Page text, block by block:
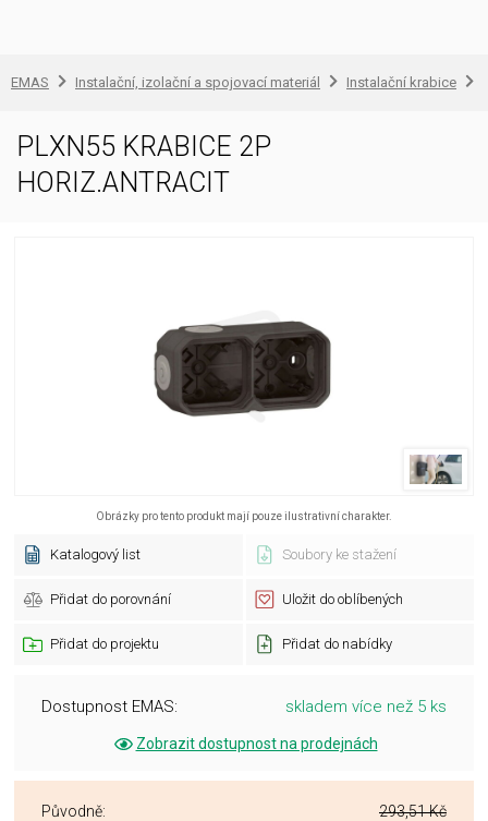
EMAS Instalační, izolační a spojovací materiál Instalační krabice
PLXN55 KRABICE 2P
HORIZ.ANTRACIT
Obrázky pro tento produkt mají pouze ilustrativní charakter.
Katalogový list Soubory ke stažení
Přidat do porovnání Uložit do oblíbených
Přidat do projektu Přidat do nabídky
Dostupnost EMAS: skladem více než 5 ks
Zobrazit dostupnost na prodejnách
Původně:
293,51 Kč